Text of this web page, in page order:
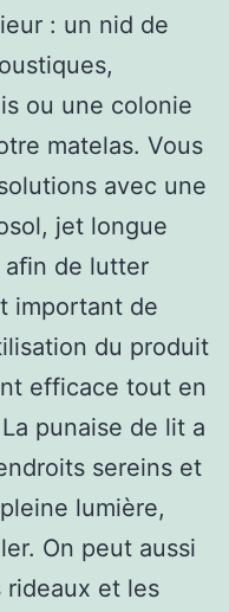
: un nid de
ou une colonie
matelas. Vous
avec une
jet longue
de lutter
important de
du produit
efficace tout en
punaise de lit a
sereins et
lumière,
On peut aussi
rideaux et les